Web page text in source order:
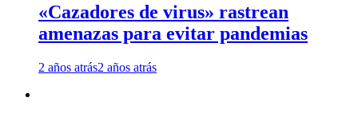
«Cazadores de virus» rastrean
amenazas para evitar pandemias
2 años atrás2 años atrás